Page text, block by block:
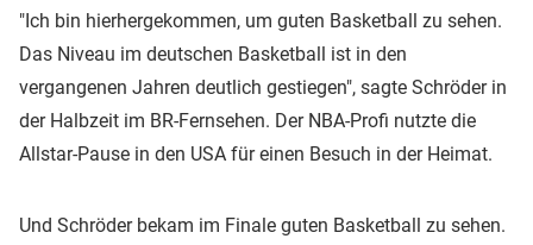
"Ich bin hierhergekommen, um guten Basketball zu sehen.
Das Niveau im deutschen Basketball ist in den
vergangenen Jahren deutlich gestiegen", sagte Schröder in
der Halbzeit im BR-Fernsehen. Der NBA-Profi nutzte die
Allstar-Pause in den USA für einen Besuch in der Heimat.
Und Schröder bekam im Finale guten Basketball zu sehen.